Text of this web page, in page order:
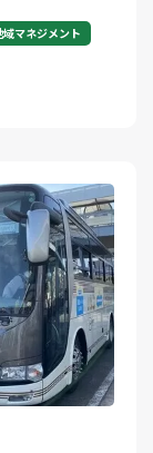
域マネジメント